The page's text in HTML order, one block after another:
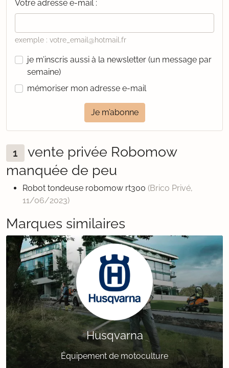
Votre adresse e-mail :
exemple : votre_email@hotmail.fr
je m’inscris aussi à la newsletter (un message par
semaine)
mémoriser mon adresse e-mail
Je m’abonne
1
vente privée Robomow
manquée de peu
Robot tondeuse robomow rt300 (Brico Privé,
11/06/2023)
Marques similaires
Husqvarna
Équipement de motoculture